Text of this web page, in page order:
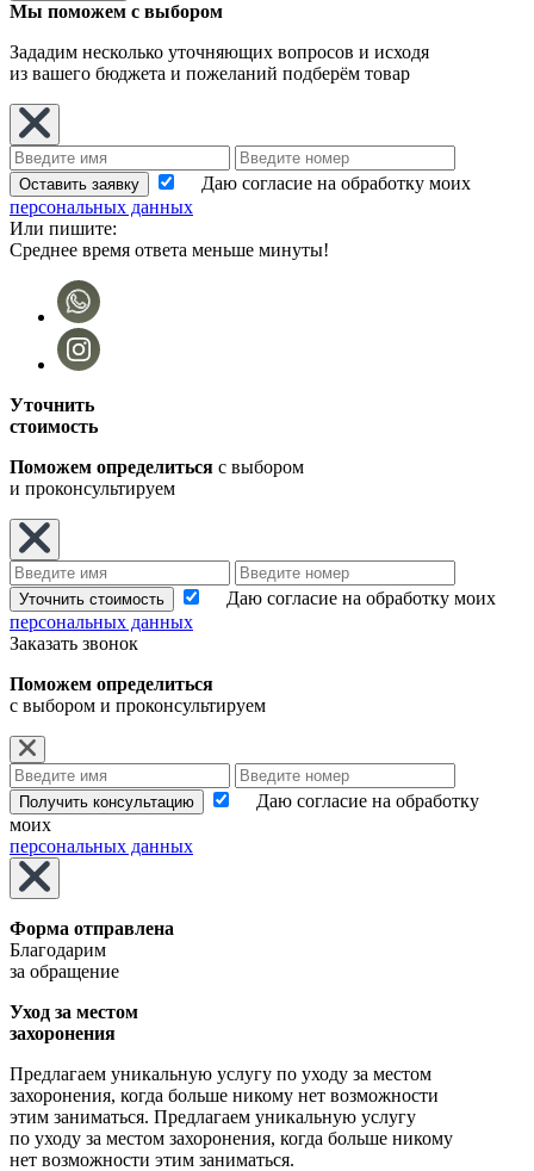
Мы поможем с выбором
Зададим несколько уточняющих вопросов и исходя
из вашего бюджета и пожеланий подберём товар
Оставить заявку
Даю согласие на обработку моих
персональных данных
Или пишите:
Среднее время ответа меньше минуты!
Уточнить
стоимость
Поможем определиться с выбором
и проконсультируем
Уточнить стоимость
Даю согласие на обработку моих
персональных данных
Заказать звонок
Поможем определиться
с выбором и проконсультируем
Получить консультацию
Даю согласие на обработку
моих
персональных данных
Форма отправлена
Благодарим
за обращение
Уход за местом
захоронения
Предлагаем уникальную услугу по уходу за местом
захоронения, когда больше никому нет возможности
этим заниматься. Предлагаем уникальную услугу
по уходу за местом захоронения, когда больше никому
нет возможности этим заниматься.